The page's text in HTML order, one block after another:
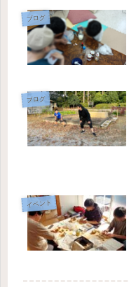
ブログ
ブログ
イベント